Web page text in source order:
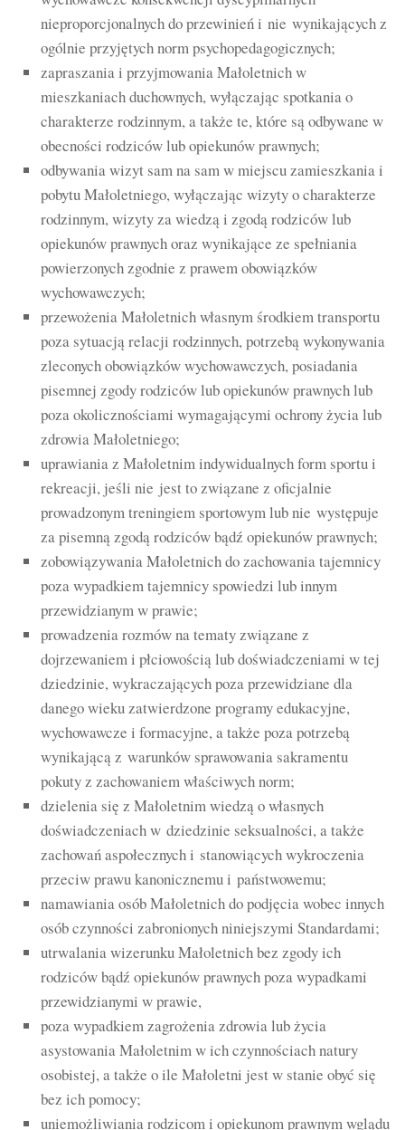
nieproporcjonalnych do przewinień i nie wynikających z
ogólnie przyjętych norm psychopedagogicznych;
zapraszania i przyjmowania Małoletnich w
mieszkaniach duchownych, wyłączając spotkania o
charakterze rodzinnym, a także te, które są odbywane w
obecności rodziców lub opiekunów prawnych;
odbywania wizyt sam na sam w miejscu zamieszkania i
pobytu Małoletniego, wyłączając wizyty o charakterze
rodzinnym, wizyty za wiedzą i zgodą rodziców lub
opiekunów prawnych oraz wynikające ze spełniania
powierzonych zgodnie z prawem obowiązków
wychowawczych;
przewożenia Małoletnich własnym środkiem transportu
poza sytuacją relacji rodzinnych, potrzebą wykonywania
zleconych obowiązków wychowawczych, posiadania
pisemnej zgody rodziców lub opiekunów prawnych lub
poza okolicznościami wymagającymi ochrony życia lub
zdrowia Małoletniego;
uprawiania z Małoletnim indywidualnych form sportu i
rekreacji, jeśli nie jest to związane z oficjalnie
prowadzonym treningiem sportowym lub nie występuje
za pisemną zgodą rodziców bądź opiekunów prawnych;
zobowiązywania Małoletnich do zachowania tajemnicy
poza wypadkiem tajemnicy spowiedzi lub innym
przewidzianym w prawie;
prowadzenia rozmów na tematy związane z
dojrzewaniem i płciowością lub doświadczeniami w tej
dziedzinie, wykraczających poza przewidziane dla
danego wieku zatwierdzone programy edukacyjne,
wychowawcze i formacyjne, a także poza potrzebą
wynikającą z warunków sprawowania sakramentu
pokuty z zachowaniem właściwych norm;
dzielenia się z Małoletnim wiedzą o własnych
doświadczeniach w dziedzinie seksualności, a także
zachowań aspołecznych i stanowiących wykroczenia
przeciw prawu kanonicznemu i państwowemu;
namawiania osób Małoletnich do podjęcia wobec innych
osób czynności zabronionych niniejszymi Standardami;
utrwalania wizerunku Małoletnich bez zgody ich
rodziców bądź opiekunów prawnych poza wypadkami
przewidzianymi w prawie,
poza wypadkiem zagrożenia zdrowia lub życia
asystowania Małoletnim w ich czynnościach natury
osobistej, a także o ile Małoletni jest w stanie obyć się
bez ich pomocy;
uniemożliwiania rodzicom i opiekunom prawnym wglądu